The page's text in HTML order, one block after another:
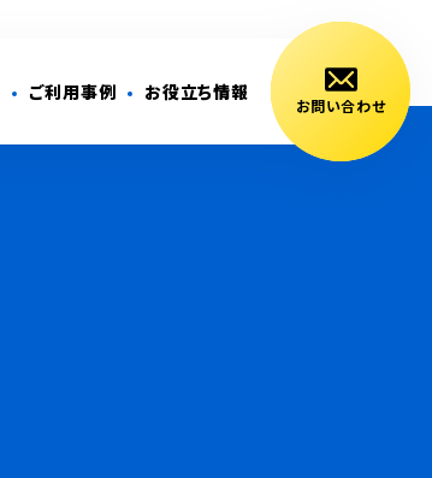
ご利用事例 お役立ち情報
お問い合わせ